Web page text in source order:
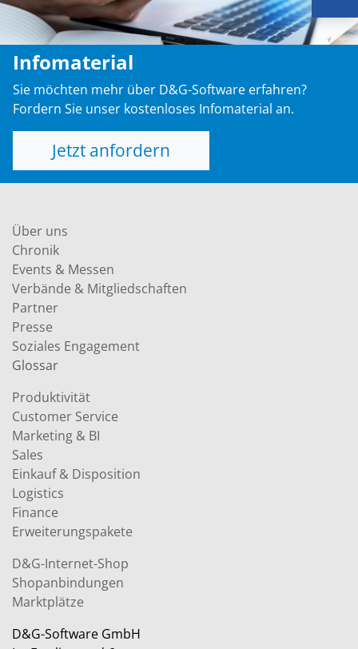
Infomaterial
Sie möchten mehr über D&G-Software erfahren?
Fordern Sie unser kostenloses Infomaterial an.
Jetzt anfordern
Über uns
Chronik
Events & Messen
Verbände & Mitgliedschaften
Partner
Presse
Soziales Engagement
Glossar
Produktivität
Customer Service
Marketing & BI
Sales
Einkauf & Disposition
Logistics
Finance
Erweiterungspakete
D&G-Internet-Shop
Shopanbindungen
Marktplätze
D&G-Software GmbH